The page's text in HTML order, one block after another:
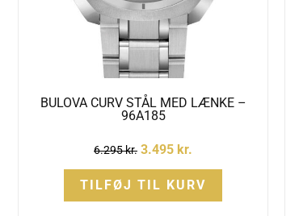
BULOVA CURV STÅL MED LÆNKE –
96A185
6.295kr. 3.495 kr.
TILFØJ TIL KURV